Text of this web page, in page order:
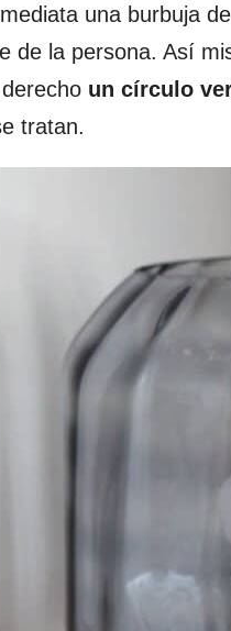
una burbuja
de la persona. Así
un círculo
tratan.